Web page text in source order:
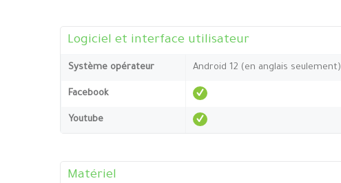
Logiciel et interface utilisateur
Système opérateur Android 12 (en anglais seulement)
Facebook
Youtube
Matériel